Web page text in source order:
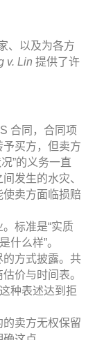
、以及为各方
v. Lin 提供了许
合同，合同项
买方，但卖方
”的义务一直
发生的水灾、
使卖方面临损赔
标准是“实质
什么样”。
方式披露。共
价与时间表。
种表述达到拒
卖方无权保留